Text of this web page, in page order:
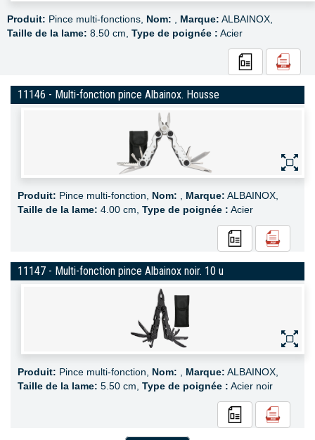
Produit: Pince multi-fonctions, Nom: Marque: ALBAINOX,
Taille de la lame: 8.50 cm, Type de poignée : Acier
11146 - Multi-fonction pince Albainox. Housse
Produit: Pince multi-fonction, Nom: Marque: ALBAINOX,
Taille de la lame: 4.00 cm, Type de poignée : Acier
11147 - Multi-fonction pince Albainox noir. 10 u
Produit: Pince multi-fonction, Nom: Marque: ALBAINOX,
Taille de la lame: 5.50 cm, Type de poignée : Acier noir